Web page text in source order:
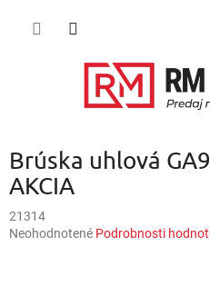
Brúska uhlová
AKCIA
21314
Priemerné
Neohodnotené Podrobnosti